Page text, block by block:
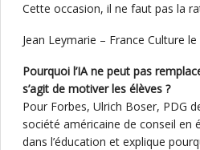
Cette occasion, il ne faut pas la
Jean Leymarie – France Culture
Pourquoi l’IA ne peut pas
s’agit de motiver les élèves ?
Pour Forbes, Ulrich Boser, PDG
société américaine de conseil en
dans l’éducation et explique